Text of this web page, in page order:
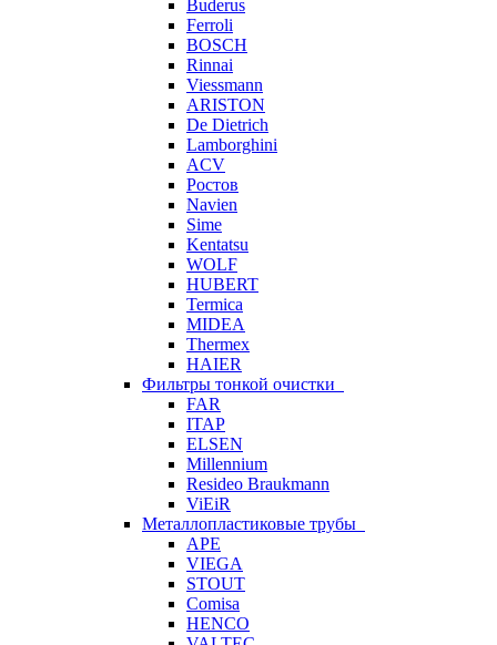
Buderus
Ferroli
BOSCH
Rinnai
Viessmann
ARISTON
De Dietrich
Lamborghini
ACV
Ростов
Navien
Sime
Kentatsu
WOLF
HUBERT
Termica
MIDEA
Thermex
HAIER
Фильтры тонкой очистки
FAR
ITAP
ELSEN
Millennium
Resideo Braukmann
ViEiR
Металлопластиковые трубы
APE
VIEGA
STOUT
Comisa
HENCO